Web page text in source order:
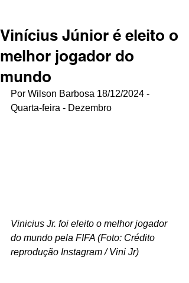
Vinícius Júnior é eleito o
melhor jogador do
mundo
Por Wilson Barbosa 18/12/2024 -
Quarta-feira - Dezembro
Vinicius Jr. foi eleito o melhor jogador
do mundo pela FIFA (Foto: Crédito
reprodução Instagram / Vini Jr)